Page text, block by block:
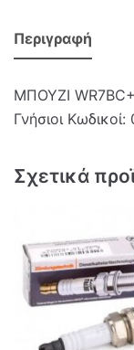
Περιγραφή
ΜΠΟΥΖΙ
Γνήσιοι
Σχετικά